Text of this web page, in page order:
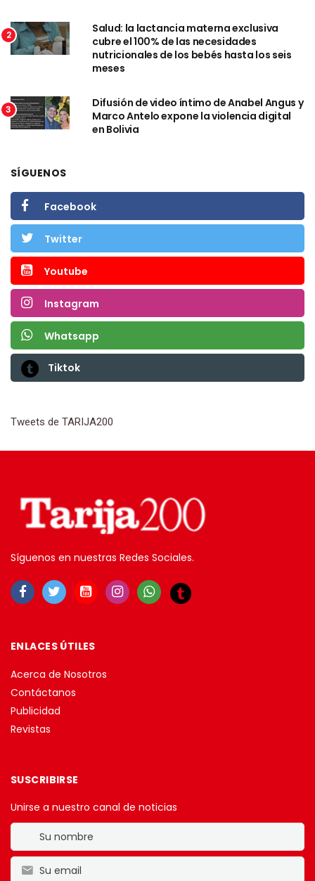
2
Salud: la lactancia materna exclusiva
cubre el 100% de las necesidades
nutricionales de los bebés hasta los seis
meses
3
Difusión de video íntimo de Anabel Angus y
Marco Antelo expone la violencia digital
en Bolivia
SÍGUENOS
Facebook
Twitter
Youtube
Instagram
Whatsapp
Tiktok
Tweets de TARIJA200
Síguenos en nuestras Redes Sociales.
ENLACES ÚTILES
Acerca de Nosotros
Contáctanos
Publicidad
Revistas
SUSCRIBIRSE
Unirse a nuestro canal de noticias